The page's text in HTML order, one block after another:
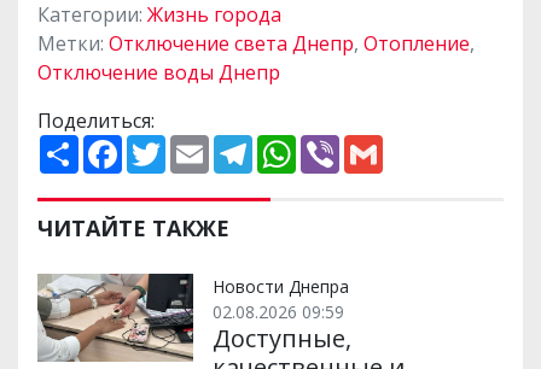
Категории: Жизнь города
Метки: Отключение света Днепр, Отопление,
Отключение воды Днепр
Поделиться:
П
о
и
р
и
и
F
a
e
b
o
k
T
w
t
t
e
E
m
i
l
T
e
e
m
W
h
p
V
ЧИТАЙТЕ ТАКЖЕ
Новости Днепра
02.08.2026 09:59
Доступные,